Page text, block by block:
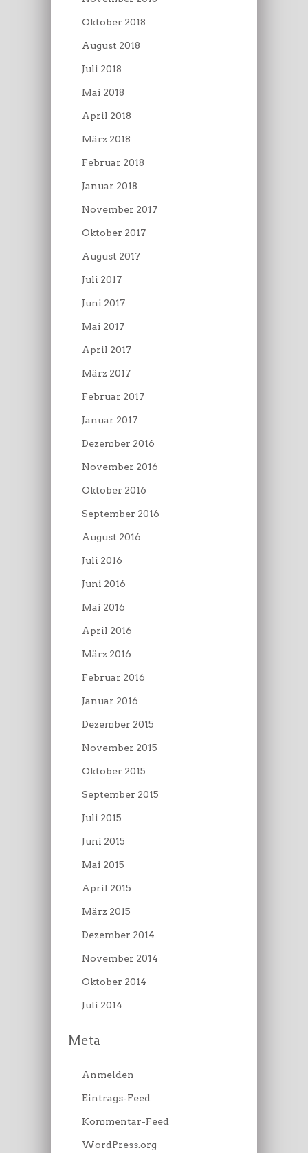
Oktober 2018
August 2018
Juli 2018
Mai 2018
April 2018
März 2018
Februar 2018
Januar 2018
November 2017
Oktober 2017
August 2017
Juli 2017
Juni 2017
Mai 2017
April 2017
März 2017
Februar 2017
Januar 2017
Dezember 2016
November 2016
Oktober 2016
September 2016
August 2016
Juli 2016
Juni 2016
Mai 2016
April 2016
März 2016
Februar 2016
Januar 2016
Dezember 2015
November 2015
Oktober 2015
September 2015
Juli 2015
Juni 2015
Mai 2015
April 2015
März 2015
Dezember 2014
November 2014
Oktober 2014
Juli 2014
Meta
Anmelden
Eintrags-Feed
Kommentar-Feed
WordPress.org